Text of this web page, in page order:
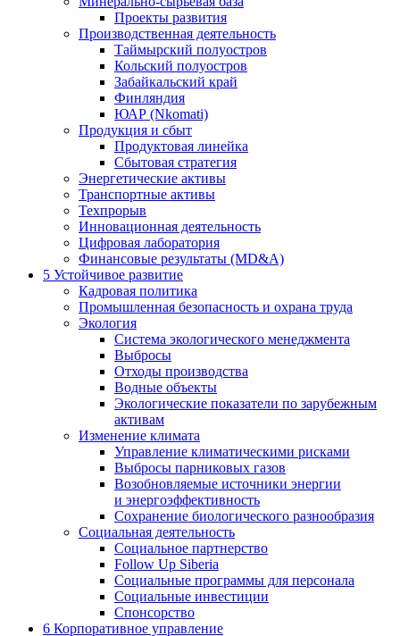
Проекты развития
Производственная деятельность
Таймырский полуостров
Кольский полуостров
Забайкальский край
Финляндия
ЮАР (Nkomati)
Продукция и сбыт
Продуктовая линейка
Сбытовая стратегия
Энергетические активы
Транспортные активы
Техпрорыв
Инновационная деятельность
Цифровая лаборатория
Финансовые результаты (MD&A)
5 Устойчивое развитие
Кадровая политика
Промышленная безопасность и охрана труда
Экология
Система экологического менеджмента
Выбросы
Отходы производства
Водные объекты
Экологические показатели по зарубежным
активам
Изменение климата
Управление климатическими рисками
Выбросы парниковых газов
Возобновляемые источники энергии
и энергоэффективность
Сохранение биологического разнообразия
Социальная деятельность
Социальное партнерство
Follow Up Siberia
Социальные программы для персонала
Социальные инвестиции
Спонсорство
6 Корпоративное управление